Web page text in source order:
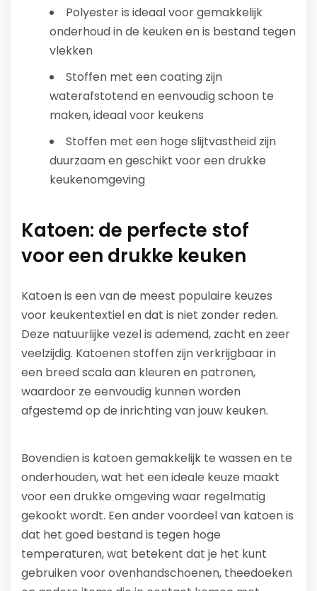
Polyester is ideaal voor gemakkelijk
onderhoud in de keuken en is bestand tegen
vlekken
Stoffen met een coating zijn
waterafstotend en eenvoudig schoon te
maken, ideaal voor keukens
Stoffen met een hoge slijtvastheid zijn
duurzaam en geschikt voor een drukke
keukenomgeving
Katoen: de perfecte stof
voor een drukke keuken
Katoen is een van de meest populaire keuzes
voor keukentextiel en dat is niet zonder reden.
Deze natuurlijke vezel is ademend, zacht en zeer
veelzijdig. Katoenen stoffen zijn verkrijgbaar in
een breed scala aan kleuren en patronen,
waardoor ze eenvoudig kunnen worden
afgestemd op de inrichting van jouw keuken.
Bovendien is katoen gemakkelijk te wassen en te
onderhouden, wat het een ideale keuze maakt
voor een drukke omgeving waar regelmatig
gekookt wordt. Een ander voordeel van katoen is
dat het goed bestand is tegen hoge
temperaturen, wat betekent dat je het kunt
gebruiken voor ovenhandschoenen, theedoeken